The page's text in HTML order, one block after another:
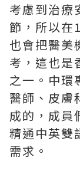
考慮到治療
節，所以在
也會把醫美
考，這也是
之一。中環
醫師、皮膚
成的，成員
精通中英雙
需求。